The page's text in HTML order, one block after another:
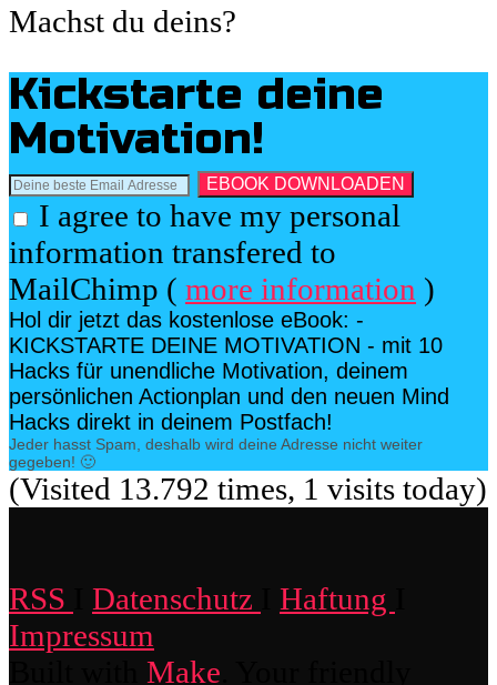
Machst du deins?
Kickstarte deine
Motivation!
I agree to have my personal
information transfered to
MailChimp ( more information )
Hol dir jetzt das kostenlose eBook: -
KICKSTARTE DEINE MOTIVATION - mit 10
Hacks für unendliche Motivation, deinem
persönlichen Actionplan und den neuen Mind
Hacks direkt in deinem Postfach!
Jeder hasst Spam, deshalb wird deine Adresse nicht weiter
gegeben! 🙂
(Visited 13.792 times, 1 visits today)
RSS Datenschutz Haftung
Impressum
Make